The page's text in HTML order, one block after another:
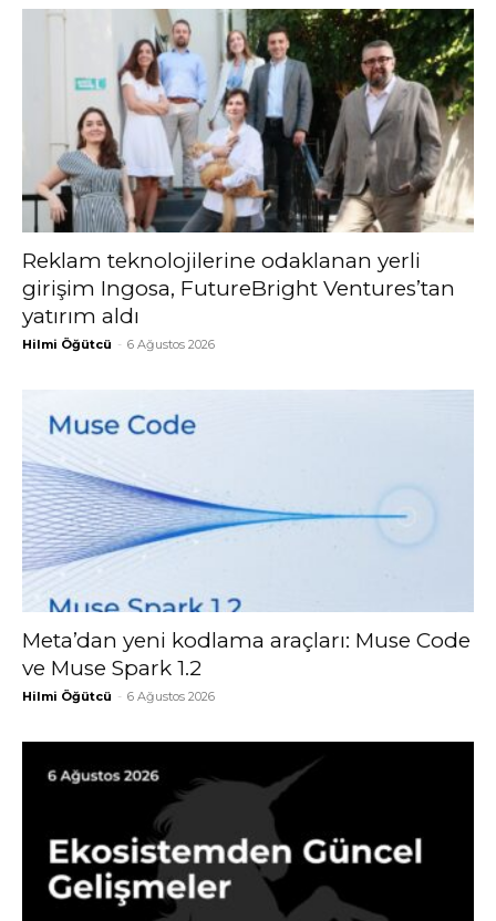
Reklam teknolojilerine odaklanan yerli
girişim Ingosa, FutureBright Ventures’tan
yatırım aldı
Hilmi Öğütcü - 6 Ağustos 2026
Meta’dan yeni kodlama araçları: Muse Code
ve Muse Spark 1.2
Hilmi Öğütcü - 6 Ağustos 2026